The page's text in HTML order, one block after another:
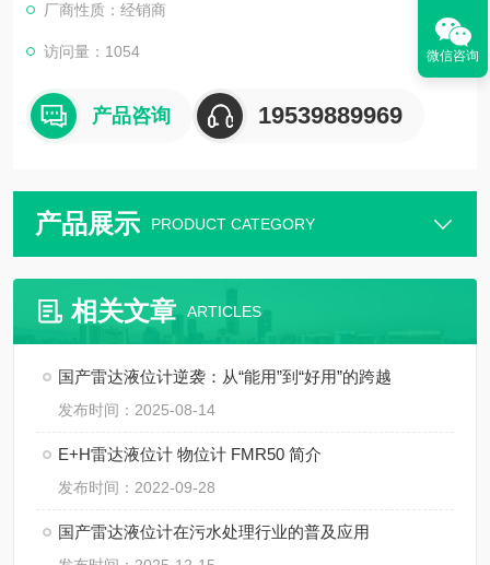
厂商性质：经销商
访问量：1054
产品咨询 19539889969
产品展示 PRODUCT CATEGORY
相关文章 ARTICLES
国产雷达液位计逆袭：从“能用”到“好用”的跨越
发布时间：2025-08-14
E+H雷达液位计 物位计 FMR50 简介
发布时间：2022-09-28
国产雷达液位计在污水处理行业的普及应用
微信咨询